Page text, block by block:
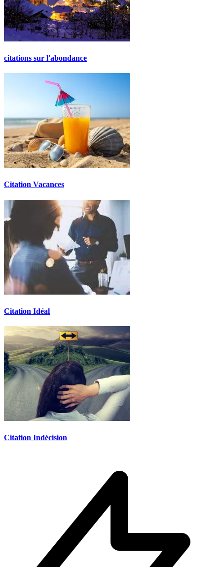
citations sur l'abondance
Citation Vacances
Citation Idéal
Citation Indécision